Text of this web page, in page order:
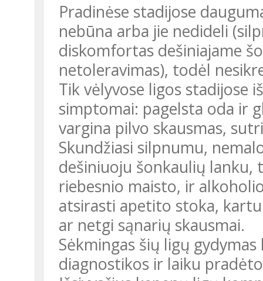
Pradinėse stadijose
nebūna arba jie nedideli
diskomfortas dešiniajame
netoleravimas), todėl
Tik vėlyvose ligos stadijose
simptomai: pagelsta oda ir
vargina pilvo skausmas,
Skundžiasi silpnumu,
dešiniuoju šonkaulių lanku,
riebesnio maisto, ir
atsirasti apetito stoka,
ar netgi sąnarių skausmai.
Sėkmingas šių ligų
diagnostikos ir laiku